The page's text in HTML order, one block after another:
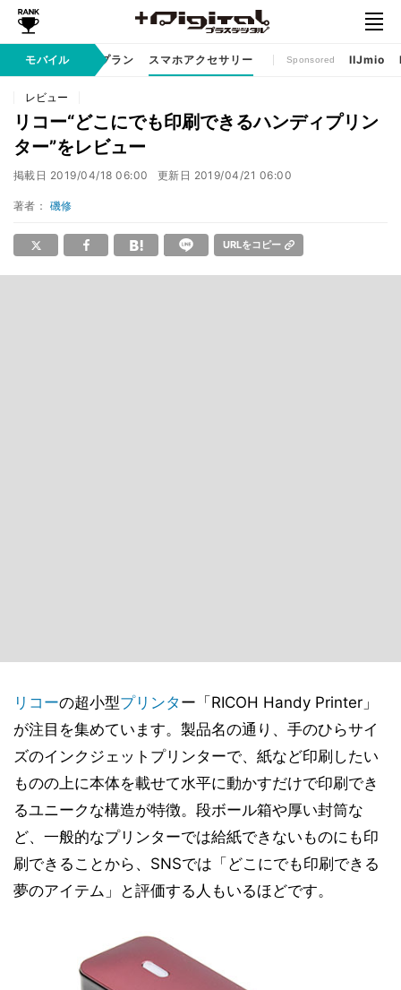
モバイル
ームアプリ 料金プラン スマホアクセサリー Sponsored IIJmio
レビュー
リコー“どこにでも印刷できるハンディプリン
ター”をレビュー
掲載日 2019/04/18 06:00 更新日 2019/04/21 06:00
著者： 磯修
URLをコピー
リコーの超小型プリンタ ー「RICOH Handy Printer」
が注目を集めています。製品名の通り、手のひらサイ
ズのインクジェットプリンターで、紙など印刷したい
ものの上に本体を載せて水平に動かすだけで印刷でき
るユニークな構造が特徴。段ボール箱や厚い封筒な
ど、一般的なプリンターでは給紙できないものにも印
刷できることから、SNSでは「どこにでも印刷できる
夢のアイテム」と評価する人もいるほどです。